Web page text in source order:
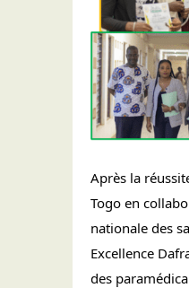
Après la
Togo en
Excellence
des